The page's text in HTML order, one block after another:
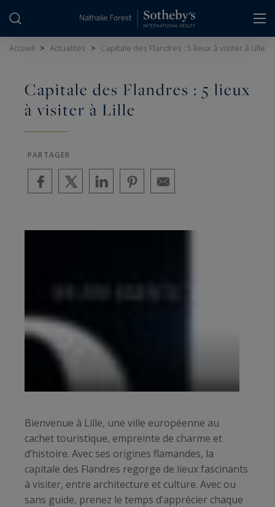
Accueil > Actualités > Capitale des Flandres : 5 lieux à visiter à Lille
Capitale des Flandres : 5 lieux
à visiter à Lille
PARTAGER
Bienvenue à Lille, une ville européenne au
cachet touristique, empreinte de charme et
d’histoire. Avec ses origines flamandes, la
capitale des Flandres regorge de lieux fascinants
à visiter, entre architecture et culture. Avec ou
sans guide, prenez le temps d’apprécier chaque